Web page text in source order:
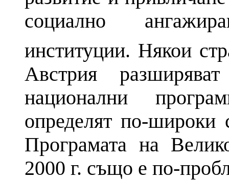
социално
институции. Някои
Австрия
национални
определят по-широки
Програмата на
2000 г. също е по-